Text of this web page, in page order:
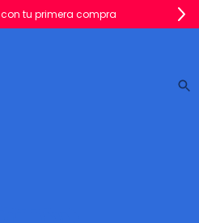
con tu primera compra